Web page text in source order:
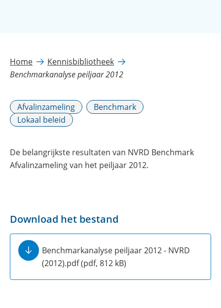
Home
Kennisbibliotheek
Benchmarkanalyse peiljaar 2012
Afvalinzameling
Benchmark
Lokaal beleid
De belangrijkste resultaten van NVRD Benchmark
Afvalinzameling van het peiljaar 2012.
Download het bestand
Benchmarkanalyse peiljaar 2012 - NVRD
(2012).pdf(pdf, 812 kB)